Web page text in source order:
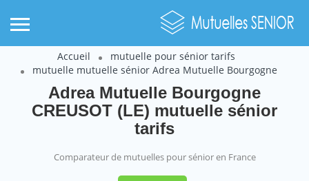
Accueil
mutuelle pour sénior tarifs
mutuelle mutuelle sénior Adrea Mutuelle Bourgogne
Adrea Mutuelle Bourgogne
CREUSOT (LE) mutuelle sénior
tarifs
Comparateur de mutuelles pour sénior en France